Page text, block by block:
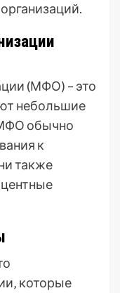
(МФО) – это
небольшие
обычно
к
также
которые